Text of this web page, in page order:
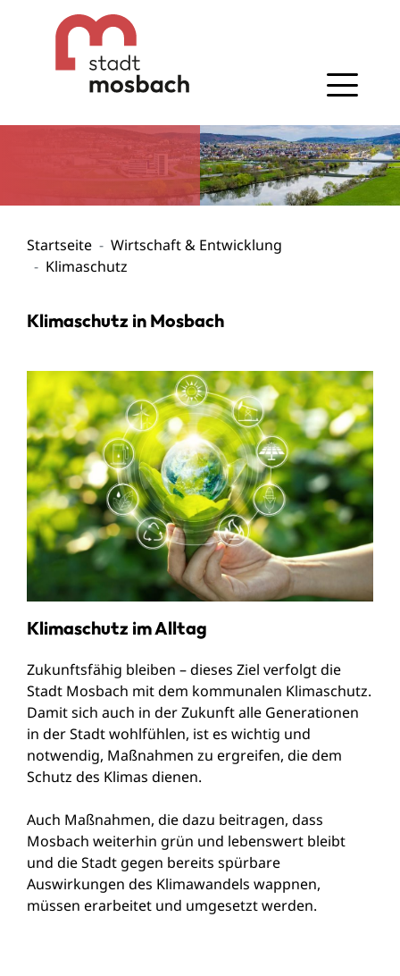
Gehe zum Navigationsbereich
Gehe zum Inhalt
Startseite
Wirtschaft & Entwicklung
Klimaschutz
Klimaschutz in Mosbach
Klimaschutz im Alltag
Zukunftsfähig bleiben – dieses Ziel verfolgt die
Stadt Mosbach mit dem kommunalen Klimaschutz.
Damit sich auch in der Zukunft alle Generationen
in der Stadt wohlfühlen, ist es wichtig und
notwendig, Maßnahmen zu ergreifen, die dem
Schutz des Klimas dienen.
Auch Maßnahmen, die dazu beitragen, dass
Mosbach weiterhin grün und lebenswert bleibt
und die Stadt gegen bereits spürbare
Auswirkungen des Klimawandels wappnen,
müssen erarbeitet und umgesetzt werden.